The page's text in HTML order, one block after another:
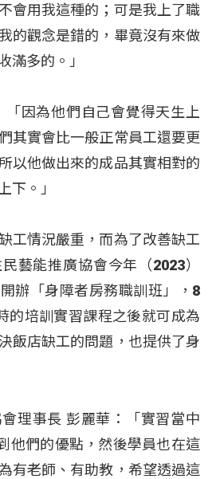
會用我這種的；可是我上了職
的觀念是錯的，畢竟沒有來做
滿多的。」
「因為他們自己會覺得天生上
其實會比一般正常員工還要更
以他做出來的成品其實相對的
下。」
工情況嚴重，而為了改善缺工
藝能推廣協會今年（2023）
辦「身障者房務職訓班」，8
的培訓實習課程之後就可成為
飯店缺工的問題，也提供了身
理事長 彭麗華：「實習當中
他們的優點，然後學員也在這
有老師、有助教，希望透過這